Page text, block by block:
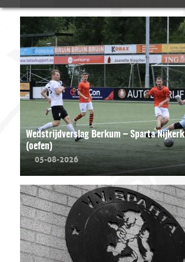
Wedstrijdverslag Berkum – Sparta Nijkerk
(oefen)
05-08-2026